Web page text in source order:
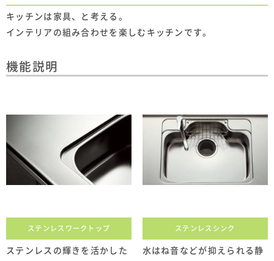
キッチンは家具、と考える。
インテリアの組み合わせを楽しむキッチンです。
機能説明
ステンレスワークトップ
ステンレスの輝きを活かした
ステンレスシンク
水はね音などが抑えられる静